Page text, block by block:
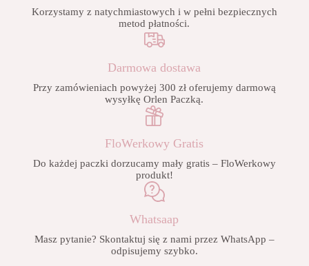
Korzystamy z natychmiastowych i w pełni bezpiecznych
metod płatności.
Darmowa dostawa
Przy zamówieniach powyżej 300 zł oferujemy darmową
wysyłkę Orlen Paczką.
FloWerkowy Gratis
Do każdej paczki dorzucamy mały gratis – FloWerkowy
produkt!
Whatsaap
Masz pytanie? Skontaktuj się z nami przez WhatsApp –
odpisujemy szybko.